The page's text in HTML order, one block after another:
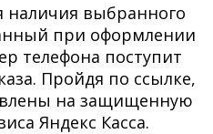
наличия выбранного
при оформлении
телефона поступит
Пройдя по ссылке,
на защищенную
Яндекс Касса.